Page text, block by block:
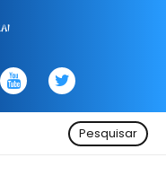
Pesquisar